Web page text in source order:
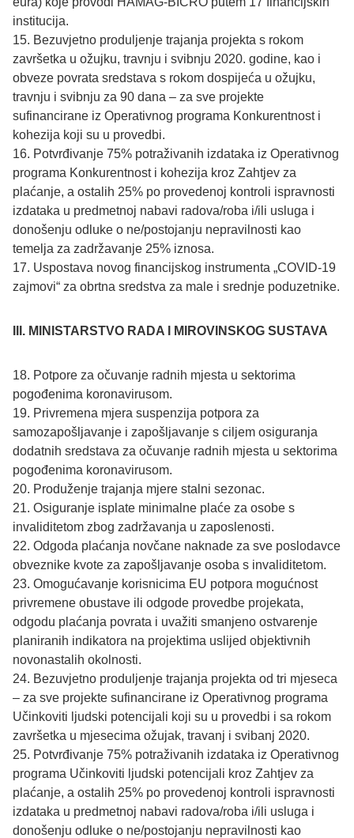
institucija.
15. Bezuvjetno produljenje trajanja projekta s rokom
završetka u ožujku, travnju i svibnju 2020. godine, kao i
obveze povrata sredstava s rokom dospijeća u ožujku,
travnju i svibnju za 90 dana – za sve projekte
sufinancirane iz Operativnog programa Konkurentnost i
kohezija koji su u provedbi.
16. Potvrđivanje 75% potraživanih izdataka iz Operativnog
programa Konkurentnost i kohezija kroz Zahtjev za
plaćanje, a ostalih 25% po provedenoj kontroli ispravnosti
izdataka u predmetnoj nabavi radova/roba i/ili usluga i
donošenju odluke o ne/postojanju nepravilnosti kao
temelja za zadržavanje 25% iznosa.
17. Uspostava novog financijskog instrumenta „COVID-19
zajmovi“ za obrtna sredstva za male i srednje poduzetnike.
III. MINISTARSTVO RADA I MIROVINSKOG SUSTAVA
18. Potpore za očuvanje radnih mjesta u sektorima
pogođenima koronavirusom.
19. Privremena mjera suspenzija potpora za
samozapošljavanje i zapošljavanje s ciljem osiguranja
dodatnih sredstava za očuvanje radnih mjesta u sektorima
pogođenima koronavirusom.
20. Produženje trajanja mjere stalni sezonac.
21. Osiguranje isplate minimalne plaće za osobe s
invaliditetom zbog zadržavanja u zaposlenosti.
22. Odgoda plaćanja novčane naknade za sve poslodavce
obveznike kvote za zapošljavanje osoba s invaliditetom.
23. Omogućavanje korisnicima EU potpora mogućnost
privremene obustave ili odgode provedbe projekata,
odgodu plaćanja povrata i uvažiti smanjeno ostvarenje
planiranih indikatora na projektima uslijed objektivnih
novonastalih okolnosti.
24. Bezuvjetno produljenje trajanja projekta od tri mjeseca
– za sve projekte sufinancirane iz Operativnog programa
Učinkoviti ljudski potencijali koji su u provedbi i sa rokom
završetka u mjesecima ožujak, travanj i svibanj 2020.
25. Potvrđivanje 75% potraživanih izdataka iz Operativnog
programa Učinkoviti ljudski potencijali kroz Zahtjev za
plaćanje, a ostalih 25% po provedenoj kontroli ispravnosti
izdataka u predmetnoj nabavi radova/roba i/ili usluga i
donošenju odluke o ne/postojanju nepravilnosti kao